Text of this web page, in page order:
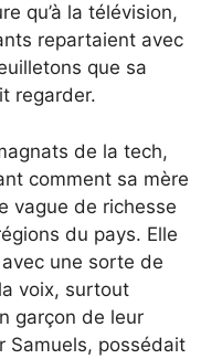
qu’à la télévision,
repartaient avec
que sa
regarder.
de la tech,
comment sa mère
vague de richesse
du pays. Elle
une sorte de
voix, surtout
garçon de leur
Samuels, possédait